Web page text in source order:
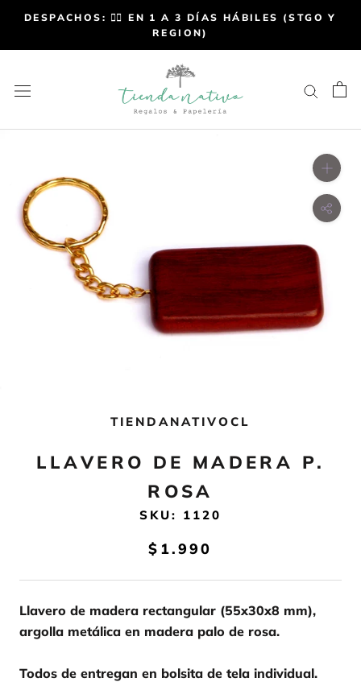
DESPACHOS: 👉🏼 EN 1 A 3 DÍAS HÁBILES (STGO Y
REGION)
TIENDANATIVOCL
LLAVERO DE MADERA P.
ROSA
SKU: 1120
$1.990
Llavero de madera rectangular (55x30x8 mm),
argolla metálica en madera palo de rosa.
Todos de entregan en bolsita de tela individual.